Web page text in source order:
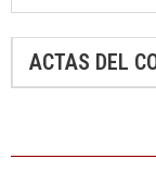
ACTAS DEL